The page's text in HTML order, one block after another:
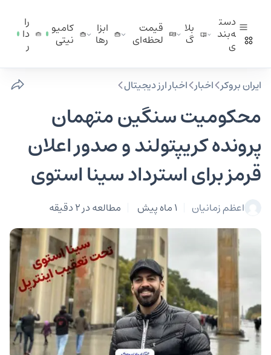
دست
ه‌بند
ی
بلا
گ
قیمت
لحظه‌ای
ابزا
ر‌ها
کامیو
نیتی
را
دا
ر
ایران بروکر اخبار اخبار ارز دیجیتال
محکومیت سنگین متهمان
پرونده کریپتولند و صدور اعلان
قرمز برای استرداد سینا استوی
اعظم زمانیان 1 ماه پیش مطالعه در 2 دقیقه